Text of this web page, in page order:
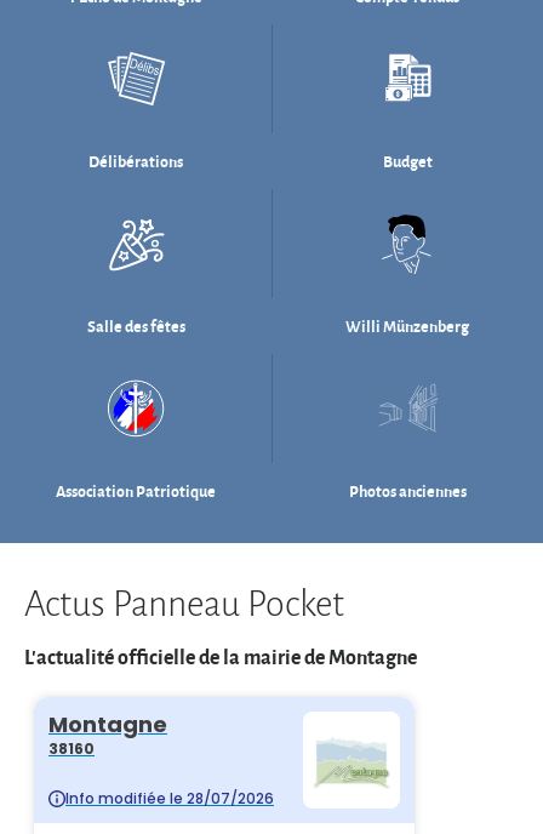
Salle des fêtes Willi Münzenberg
Association Patriotique Photos anciennes
Actus Panneau Pocket
L'actualité officielle de la mairie de Montagne